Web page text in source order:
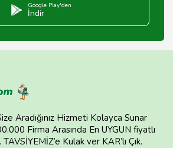
Google Play'den
İndir
Aradığınız Hizmeti Kolayca Sunar
Firma Arasında En UYGUN fiyatlı
Kulak ver KAR’lı Çık.